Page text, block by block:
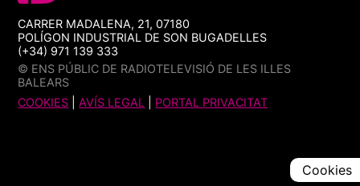
CARRER MADALENA, 21, 07180
POLÍGON INDUSTRIAL DE SON BUGADELLES
(+34) 971 139 333
© ENS PÚBLIC DE RADIOTELEVISIÓ DE LES ILLES
BALEARS
COOKIES |AVÍS LEGAL PORTAL PRIVACITAT
Cookies